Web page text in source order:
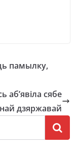
памылку,
аб’явіла сябе
дзяржавай